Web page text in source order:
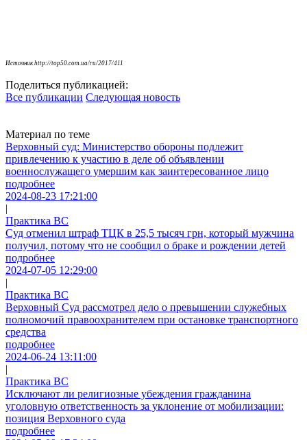
Источник http://top50.com.ua/ru/2017/411
Поделиться публикацией:
Все публикации Следующая новость
Материал по теме
Верховный суд: Министерство обороны подлежит
привлечению к участию в деле об объявлении
военнослужащего умершим как заинтересованное лицо
подробнее
2024-08-23 17:21:00
|
Практика ВС
Суд отменил штраф ТЦК в 25,5 тысяч грн, который мужчина
получил, потому что не сообщил о браке и рождении детей
подробнее
2024-07-05 12:29:00
|
Практика ВС
Верховный Суд рассмотрел дело о превышении служебных
полномочий правоохранителем при остановке транспортного
средства
подробнее
2024-06-24 13:11:00
|
Практика ВС
Исключают ли религиозные убеждения гражданина
уголовную ответственность за уклонение от мобилизации:
позиция Верховного суда
подробнее